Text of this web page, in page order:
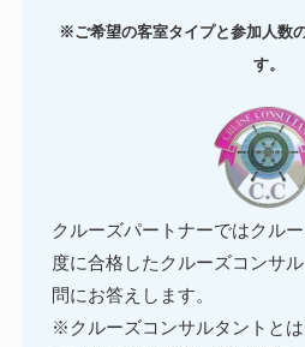
※ご希望の客室タイプと参加人数
す。
クルーズパートナーではクル
度に合格したクルーズコンサ
問にお答えします。
※クルーズコンサルタントと